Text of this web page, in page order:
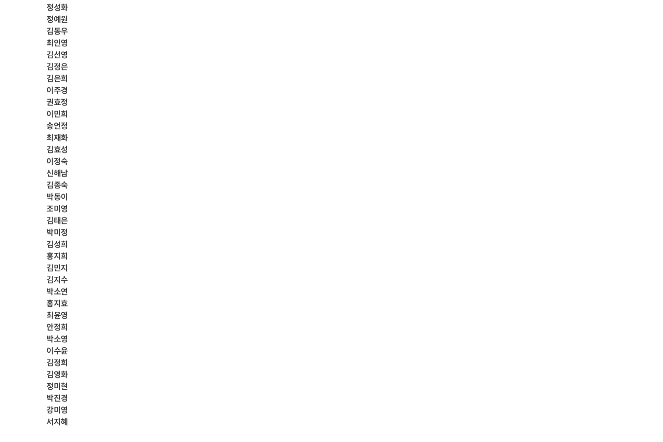
정성화
정예원
김동우
최인영
김선영
김정은
김은희
이주경
권효정
이민희
송언정
최재화
김효성
이정숙
신해남
김종숙
박동이
조미영
김태은
박미정
김성희
홍지희
김민지
김지수
박소연
홍지효
최윤영
안정희
박소영
이수윤
김정희
김영화
정미현
박진경
강미영
서지혜